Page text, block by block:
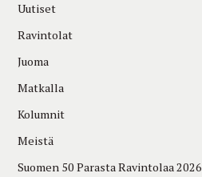
Uutiset
Ravintolat
Juoma
Matkalla
Kolumnit
Meistä
Suomen 50 Parasta Ravintolaa 2026